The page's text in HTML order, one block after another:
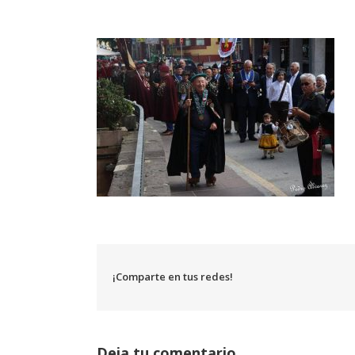
¡Comparte en tus redes!